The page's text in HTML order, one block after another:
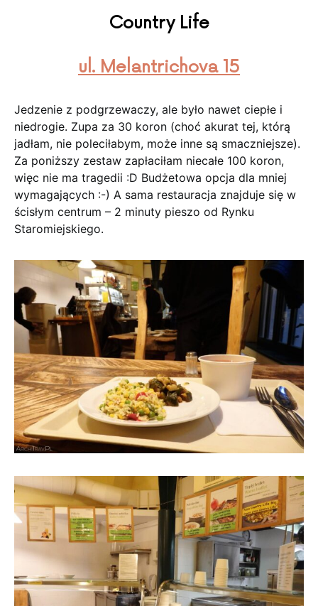
Country Life
ul. Melantrichova 15
Jedzenie z podgrzewaczy, ale było nawet ciepłe i
niedrogie. Zupa za 30 koron (choć akurat tej, którą
jadłam, nie poleciłabym, może inne są smaczniejsze).
Za poniższy zestaw zapłaciłam niecałe 100 koron,
więc nie ma tragedii :D Budżetowa opcja dla mniej
wymagających :-) A sama restauracja znajduje się w
ścisłym centrum – 2 minuty pieszo od Rynku
Staromiejskiego.